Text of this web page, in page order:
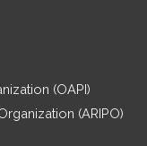
(OAPI)
(ARIPO)